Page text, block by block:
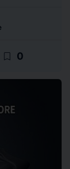
bookmark_border 0